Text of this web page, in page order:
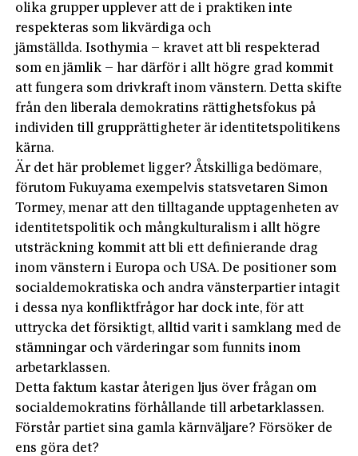
olika grupper upplever att de i praktiken inte
respekteras som likvärdiga och
jämställda. Isothymia – kravet att bli respekterad
som en jämlik – har därför i allt högre grad kommit
att fun­gera som drivkraft inom vänstern. Detta skifte
från den liberala demokratins rättighetsfokus på
individen till grupprättigheter är identitetspolitikens
kärna.
Är det här problemet ligger? Åtskilliga bedömare,
förutom Fukuyama exempelvis statsvetaren Simon
Tormey, menar att den tilltagande upptagenheten av
identitetspolitik och mångkultura­lism i allt högre
utsträckning kommit att bli ett definierande drag
inom vänstern i Europa och USA. De positioner som
socialdemokratiska och andra vänsterpartier intagit
i dessa nya konfliktfrågor har dock inte, för att
uttrycka det försiktigt, alltid varit i samklang med de
stämningar och värderingar som funnits inom
arbetarklassen.
Detta faktum kastar återigen ljus över frågan om
socialdemokratins förhållande till arbetarklassen.
Förstår partiet sina gamla kärnväljare? Försöker de
ens göra det?